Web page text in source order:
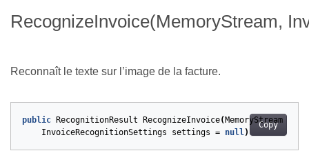
RecognizeInvoice(MemoryStream,
Reconnaît le texte sur l’image de la facture.
Copy
public RecognitionResult RecognizeInvoice( MemoryStream
InvoiceRecognitionSettings
settings = null)